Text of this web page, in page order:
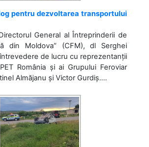
pentru dezvoltarea transportului
General al Întreprinderii de
din Moldova” (CFM), dl Serghei
de lucru cu reprezentanții
România și ai Grupului Feroviar
Almăjanu și Victor Gurdiș....